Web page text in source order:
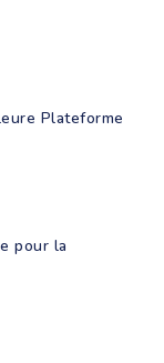
Plateforme
pour la